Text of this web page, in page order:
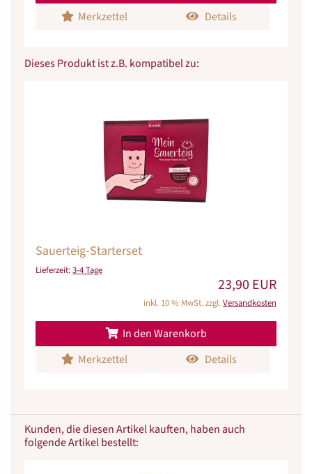
Merkzettel
Details
Dieses Produkt ist z.B. kompatibel zu:
Sauerteig-Starterset
Lieferzeit:3-4 Tage
23,90 EUR
inkl. 10 % MwSt. zzgl.Versandkosten
In den Warenkorb
Merkzettel
Details
Kunden, die diesen Artikel kauften, haben auch
folgende Artikel bestellt: